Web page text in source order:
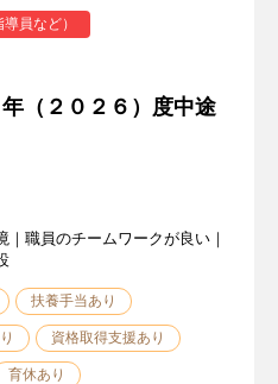
員など）
（２０２６）度中途
職員のチームワークが良い｜
扶養手当あり
資格取得支援あり
育休あり